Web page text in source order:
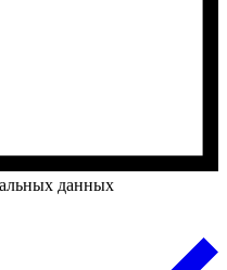
данных